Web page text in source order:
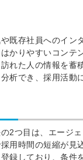
既存社員へのイン
かりやすいコンテ
れた人の情報を蓄
析でき、採用活動
2つ目は、エージ
用時間の短縮が見
録しており、条件